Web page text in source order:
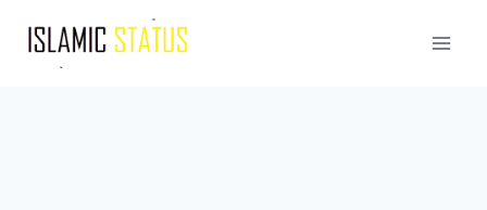
content